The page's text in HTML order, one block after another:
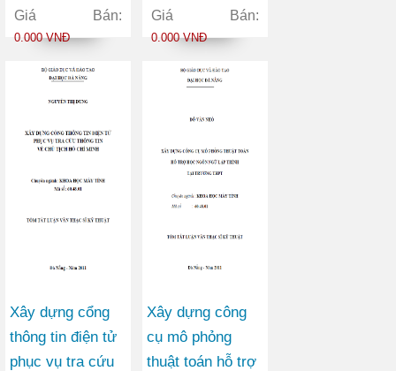
cơ sở dữ liệu
phổ biến
Giá Bán:
0.000 VNĐ
theo kiến trúc
hướng dịch vụ
Giá Bán:
0.000 VNĐ
Xây dựng cổng
thông tin điện tử
phục vụ tra cứu
Xây dựng công
cụ mô phỏng
thuật toán hỗ trợ